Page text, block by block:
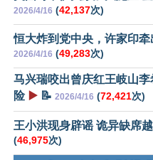
2026/4/16 (42,137次)
恒大炸到党中央，许家印
2026/4/16 (49,283次)
马兴瑞咬出曾庆红王岐山
险 ▶️ 📝 2026/4/16 (72,421次)
王小洪现身辟谣 诡异缺席
(46,975次)